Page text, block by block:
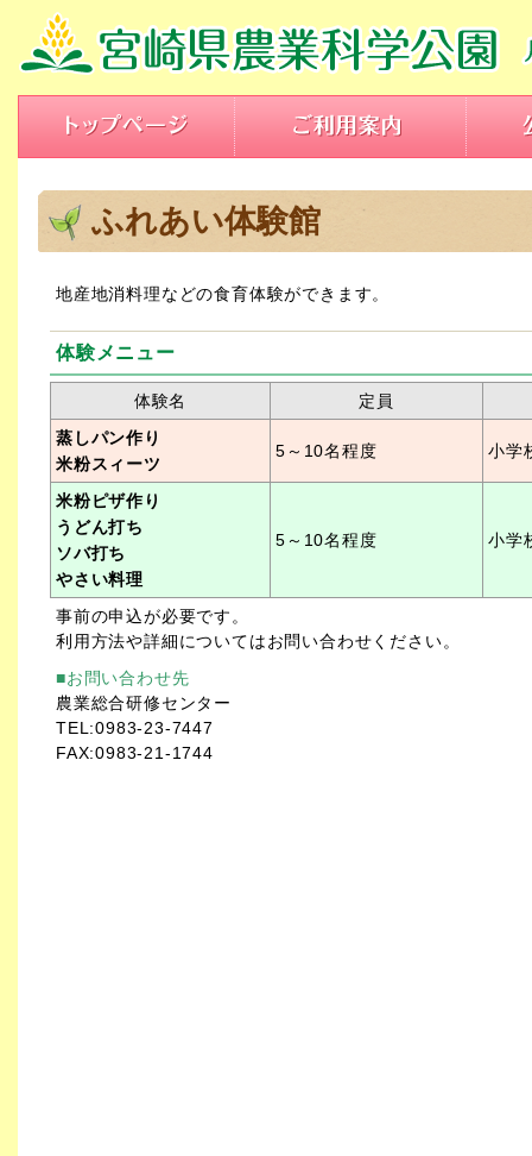
ふれあい体験館
地産地消料理などの食育体験ができます。
体験メニュー
体験名
定員
蒸しパン作り
米粉スィーツ
5～10名程度 小学
米粉ピザ作り
うどん打ち
ソバ打ち
やさい料理
5～10名程度 小学
事前の申込が必要です。
利用方法や詳細についてはお問い合わせください。
■お問い合わせ先
農業総合研修センター
TEL:0983-23-7447
FAX:0983-21-1744